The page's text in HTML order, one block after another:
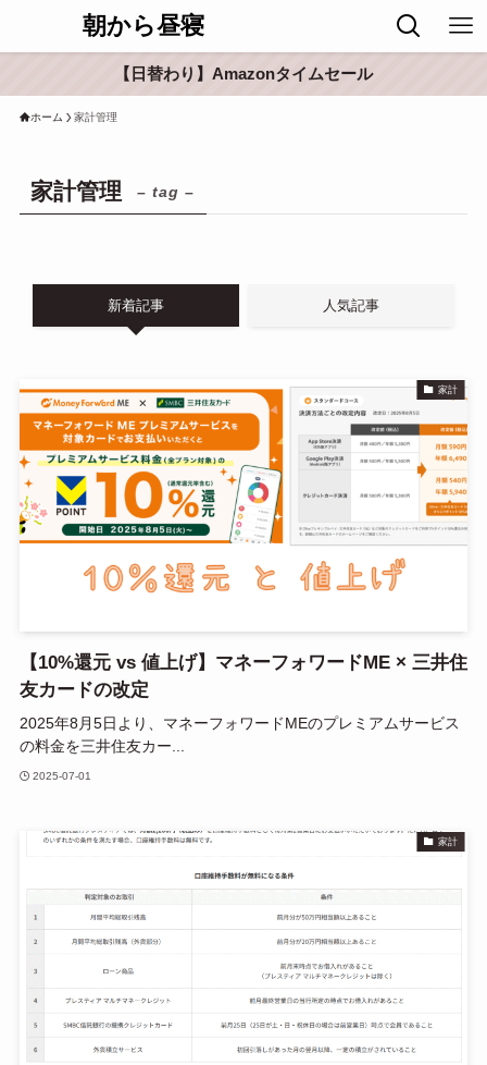
朝から昼寝
【日替わり】Amazonタイムセール
ホーム 家計管理
家計管理 – tag –
新着記事 人気記事
家計
【10%還元 vs 値上げ】マネーフォワードME × 三井住
友カードの改定
2025年8月5日より、マネーフォワードMEのプレミアムサービス
の料金を三井住友カー...
2025-07-01
家計